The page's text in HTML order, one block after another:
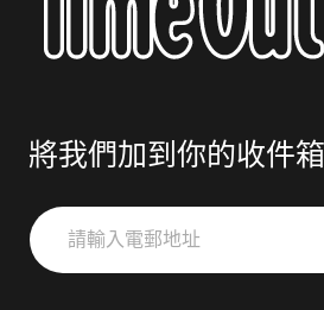
將我們加到你的收件箱
請
輸